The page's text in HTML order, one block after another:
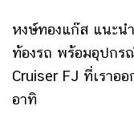
หงษ์ทองแก๊ส แนะน
ท้องรถ พร้อมอุปกร
Cruiser FJ ที่เราอ
อาทิ